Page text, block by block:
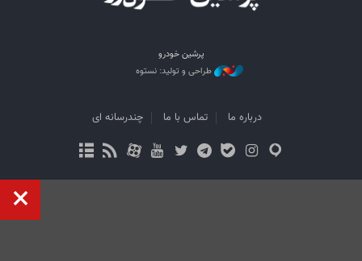
پرشین خودرو
طراحی و تولید: نستوه
درباره ما تماس با ما چندرسانه ای